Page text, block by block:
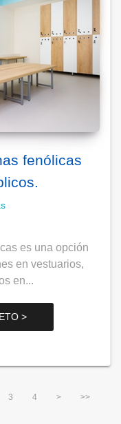
fenólicas
es una opción
en vestuarios,
en...
>
3 4 > >>